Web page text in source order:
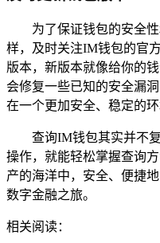
为了保证钱包的安全
样，及时关注IM钱包的官
版本，新版本就像给你的
会修复一些已知的安全漏
在一个更加安全、稳定的
查询IM钱包其实并不
操作，就能轻松掌握查询
产的海洋中，安全、便捷
数字金融之旅。
相关阅读：